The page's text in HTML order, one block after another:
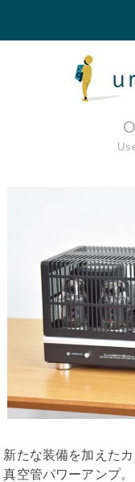
新たな装備を加えた
真空管パワーアンプ。